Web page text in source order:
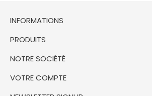
INFORMATIONS
PRODUITS
NOTRE SOCIÉTÉ
VOTRE COMPTE